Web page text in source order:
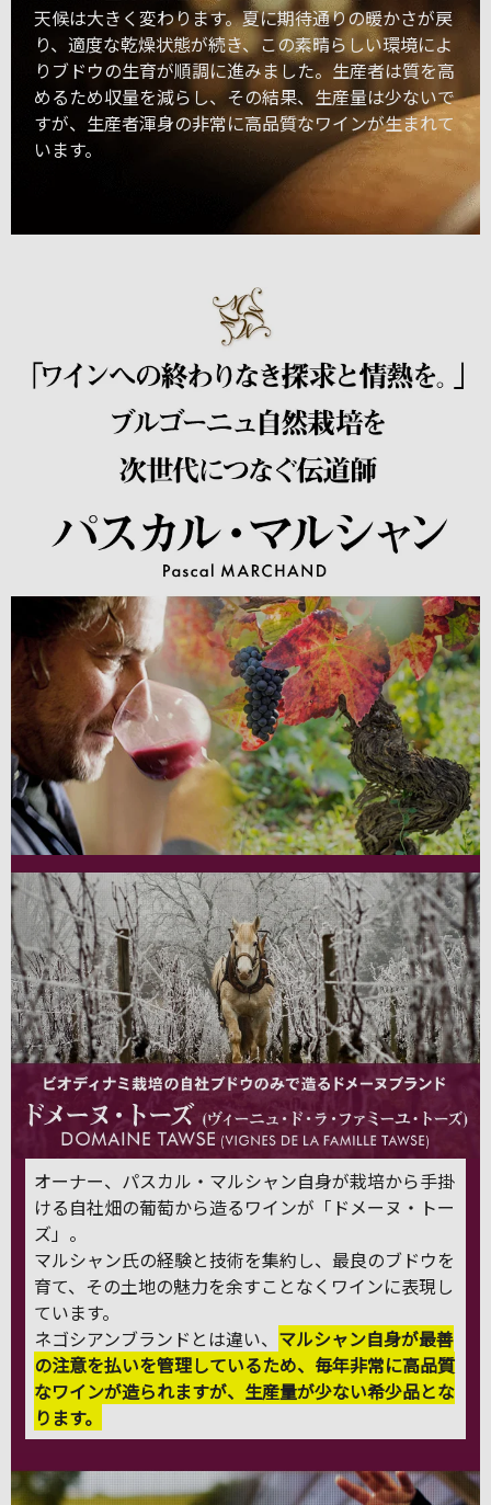
天候は大きく変わります。夏に期待通りの暖かさが戻
り、適度な乾燥状態が続き、この素晴らしい環境によ
りブドウの生育が順調に進みました。生産者は質を高
めるため収量を減らし、その結果、生産量は少ないで
すが、生産者渾身の非常に高品質なワインが生まれて
います。
オーナー、パスカル・マルシャン自身が栽培から手掛
ける自社畑の葡萄から造るワインが「ドメーヌ・トー
ズ」。
マルシャン氏の経験と技術を集約し、最良のブドウを
育て、その土地の魅力を余すことなくワインに表現し
ています。
ネゴシアンブランドとは違い、 マルシャン自身が最善
の注意を払いを管理しているため、毎年非常に高品質
なワインが造られますが、生産量が少ない希少品とな
ります。